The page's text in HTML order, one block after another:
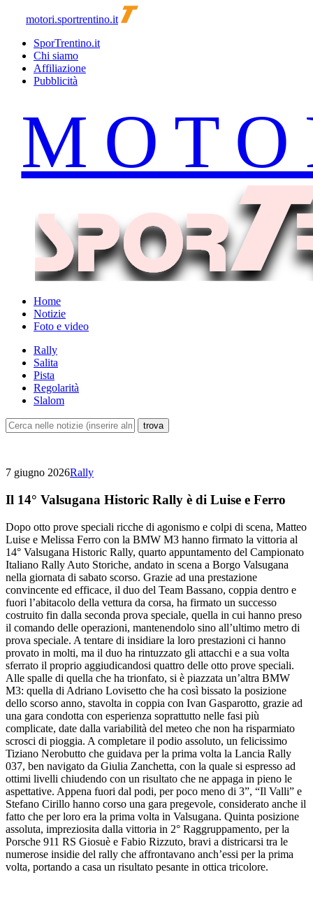
motori.sportrentino.it
SporTrentino.it
Chi siamo
Affiliazione
Pubblicità
Home
Notizie
Foto e video
Rally
Salita
Pista
Regolarità
Slalom
7 giugno 2026Rally
Il 14° Valsugana Historic Rally è di Luise e Ferro
Dopo otto prove speciali ricche di agonismo e colpi di scena, Matteo
Luise e Melissa Ferro con la BMW M3 hanno firmato la vittoria al
14° Valsugana Historic Rally, quarto appuntamento del Campionato
Italiano Rally Auto Storiche, andato in scena a Borgo Valsugana
nella giornata di sabato scorso. Grazie ad una prestazione
convincente ed efficace, il duo del Team Bassano, coppia dentro e
fuori l’abitacolo della vettura da corsa, ha firmato un successo
costruito fin dalla seconda prova speciale, quella in cui hanno preso
il comando delle operazioni, mantenendolo sino all’ultimo metro di
prova speciale. A tentare di insidiare la loro prestazioni ci hanno
provato in molti, ma il duo ha rintuzzato gli attacchi e a sua volta
sferrato il proprio aggiudicandosi quattro delle otto prove speciali.
Alle spalle di quella che ha trionfato, si è piazzata un’altra BMW
M3: quella di Adriano Lovisetto che ha così bissato la posizione
dello scorso anno, stavolta in coppia con Ivan Gasparotto, grazie ad
una gara condotta con esperienza soprattutto nelle fasi più
complicate, date dalla variabilità del meteo che non ha risparmiato
scrosci di pioggia. A completare il podio assoluto, un felicissimo
Tiziano Nerobutto che guidava per la prima volta la Lancia Rally
037, ben navigato da Giulia Zanchetta, con la quale si espresso ad
ottimi livelli chiudendo con un risultato che ne appaga in pieno le
aspettative. Appena fuori dal podi, per poco meno di 3”, “Il Valli” e
Stefano Cirillo hanno corso una gara pregevole, considerato anche il
fatto che per loro era la prima volta in Valsugana. Quinta posizione
assoluta, impreziosita dalla vittoria in 2° Raggruppamento, per la
Porsche 911 RS Giosuè e Fabio Rizzuto, bravi a districarsi tra le
numerose insidie del rally che affrontavano anch’essi per la prima
volta, portando a casa un risultato pesante in ottica tricolore.